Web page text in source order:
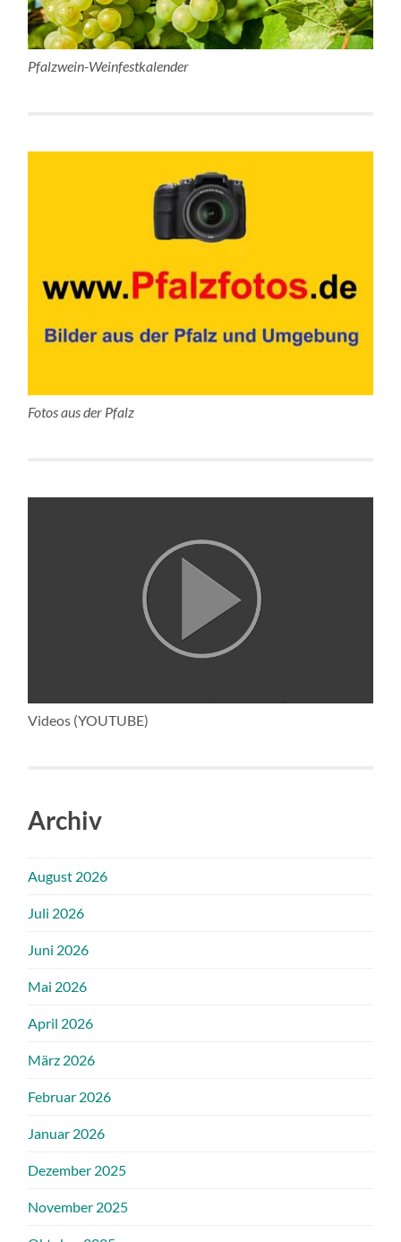
Pfalzwein-Weinfestkalender
Fotos aus der Pfalz
Videos (YOUTUBE)
Archiv
August 2026
Juli 2026
Juni 2026
Mai 2026
April 2026
März 2026
Februar 2026
Januar 2026
Dezember 2025
November 2025